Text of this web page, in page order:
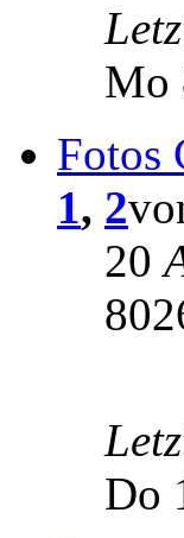
Mo
Fotos
1, 2
20
Do